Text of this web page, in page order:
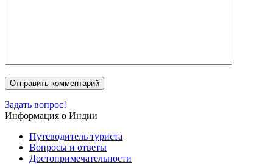
Задать вопрос!
Информация о Индии
Путеводитель туриста
Вопросы и ответы
Достопримечательности